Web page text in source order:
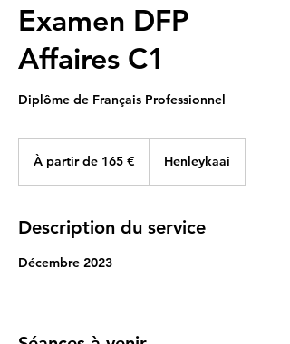
Examen DFP
Affaires C1
Diplôme de Français Professionnel
partir
euros
À partir de 165 € Henleykaai
Description du service
Décembre 2023